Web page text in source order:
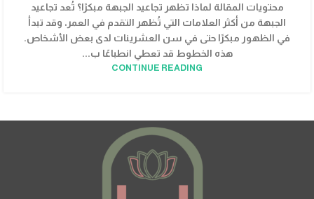
محتويات المقالة لماذا تظهر تجاعيد الجبهة مبكرًا؟ تُعد تجاعيد
الجبهة من أكثر العلامات التي تُظهر التقدم في العمر، وقد تبدأ
في الظهور مبكرًا حتى في سن العشرينات لدى بعض الأشخاص.
هذه الخطوط قد تعطي انطباعًا ب...
CONTINUE READING